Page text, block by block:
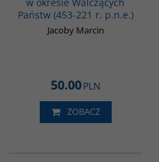
Państw (453-221 r. p.n.e.)
Jacoby Marcin
50.00PLN
ZOBACZ